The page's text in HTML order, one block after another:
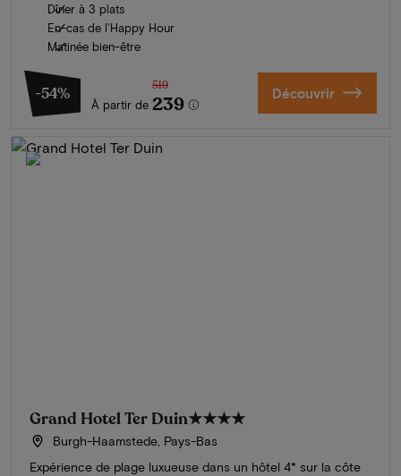
Dîner à 3 plats
En-cas de l'Happy Hour
Matinée bien-être
-54%
À partir de
519
239 Découvrir
Grand Hotel Ter Duin★★★★
Burgh-Haamstede, Pays-Bas
Expérience de plage luxueuse dans un hôtel 4* sur la côte